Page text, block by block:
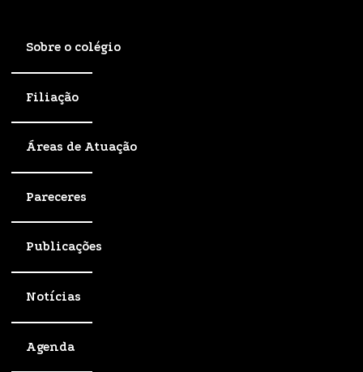
Sobre o colégio
Filiação
Áreas de Atuação
Pareceres
Publicações
Notícias
Agenda